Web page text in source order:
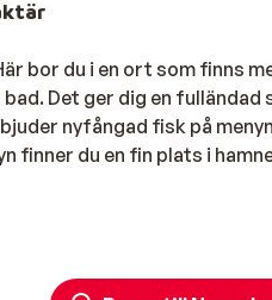
bor du i en ort som finns
Det ger dig en fulländad
nyfångad fisk på
du en fin plats i
från 1700-talet är